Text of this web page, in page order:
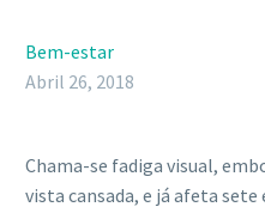
Bem-estar
Abril 26, 2018
Chama-se fadiga visual,
vista cansada, e já afeta sete